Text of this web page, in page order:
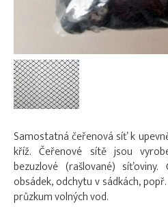
Samostatná čeřenová síť k
kříž. Čeřenové sítě jsou
bezuzlové (rašlované)
obsádek, odchytu v sádkách,
průzkum volných vod.